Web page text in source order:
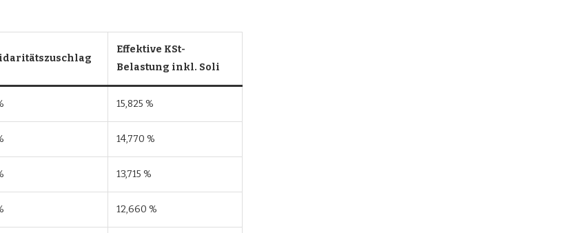
Effektive KSt-
Belastung inkl. Soli
15,825 %
14,770 %
13,715 %
12,660 %